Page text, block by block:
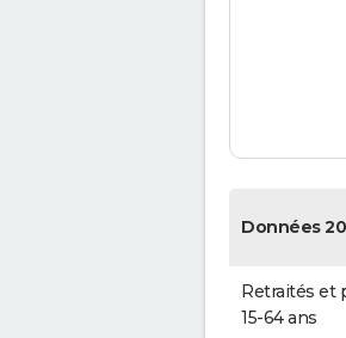
Données
Retraités et
15-64 ans